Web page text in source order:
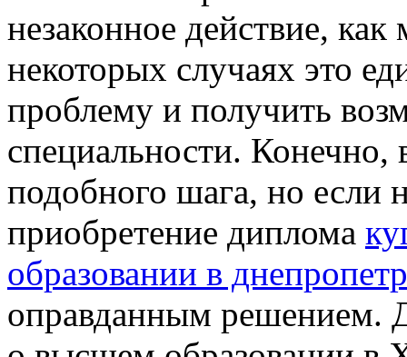
незаконное действие,
некоторых случаях это
проблему и получить
специальности. Конечно,
подобного шага, но если
приобретение диплома
образовании в
оправданным решением.